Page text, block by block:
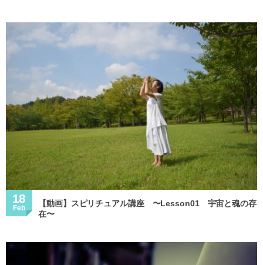
18
Feb
【動画】スピリチュアル講座 〜Lesson01 宇宙と魂の存
在〜